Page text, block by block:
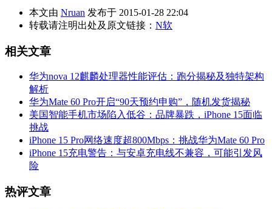
本文由 Nruan 发布于 2015-01-28 22:04
转载请注明出处及原文链接： N软
相关文章
华为nova 12麒麟处理器性能评估：跑分揭秘及独特架构
解析
华为Mate 60 Pro开启“90天预约申购”，随机发货揭秘
美国智能手机市场陷入低谷：品牌暴跌，iPhone 15面临
挑战
iPhone 15 Pro网络速度超800Mbps：挑战华为Mate 60 Pro
iPhone 15充电警告：与安卓充电线不兼容，可能引发风
险
热评文章